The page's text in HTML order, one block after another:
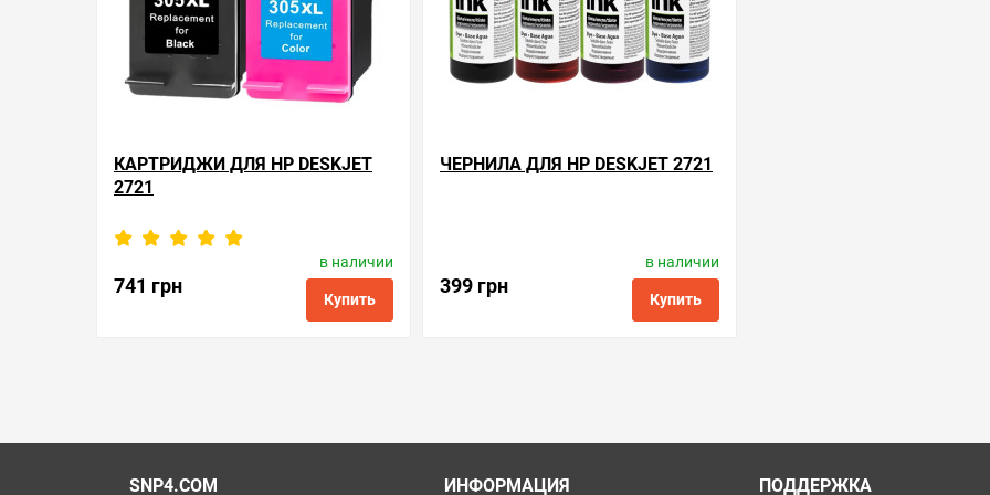
КАРТРИДЖИ ДЛЯ HP DESKJET
2721
741 грн
в наличии
Купить
HP
h305b/h305c
ЧЕРНИЛА ДЛЯ HP DESKJET 2721
399 грн
в наличии
Купить
ColorWay
ink.h.4
SNP4.COM ИНФОРМАЦИЯ ПОДДЕРЖКА